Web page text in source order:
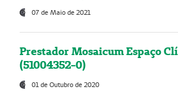
07 de Maio de 2021
Prestador Mosaicum Espaço
(51004352-0)
01 de Outubro de 2020